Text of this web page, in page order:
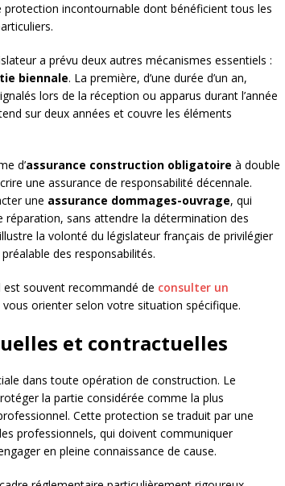
protection incontournable dont bénéficient tous les
a prévu deux autres mécanismes essentiels :
biennale. La première, d’une durée d’un an,
lors de la réception ou apparus durant l’année
sur deux années et couvre les éléments
d’assurance construction obligatoire à double
une assurance de responsabilité décennale.
une assurance dommages-ouvrage, qui
sans attendre la détermination des
la volonté du législateur français de privilégier
des responsabilités.
est souvent recommandé de consulter un
vous orienter selon votre situation spécifique.
et contractuelles
dans toute opération de construction. Le
la partie considérée comme la plus
Cette protection se traduit par une
professionnels, qui doivent communiquer
en pleine connaissance de cause.